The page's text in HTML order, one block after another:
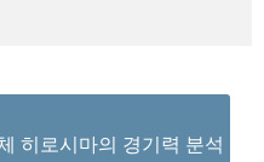
히로시마의 경기력 분석